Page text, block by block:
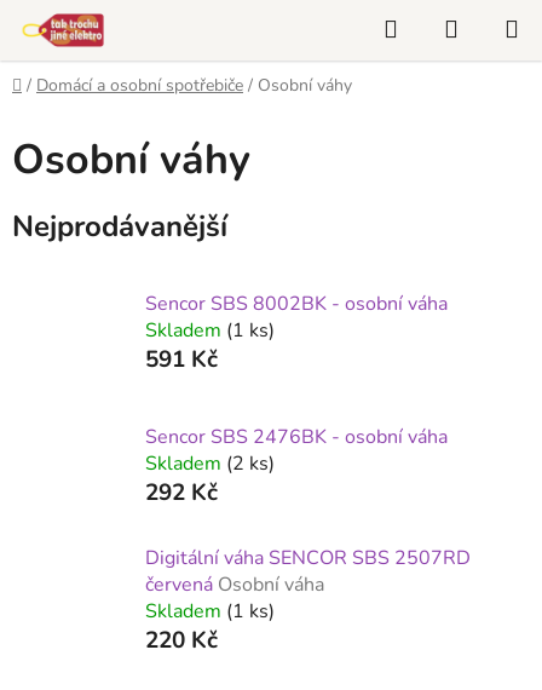
obsah
Hledat
KOŠÍK
Domů
/ Domácí a osobní spotřebiče / Osobní váhy
Osobní váhy
Nejprodávanější
Sencor SBS 8002BK - osobní váha
Skladem (1 ks)
591 Kč
Sencor SBS 2476BK - osobní váha
Skladem (2 ks)
292 Kč
Digitální váha SENCOR SBS 2507RD
červená Osobní váha
Skladem (1 ks)
220 Kč